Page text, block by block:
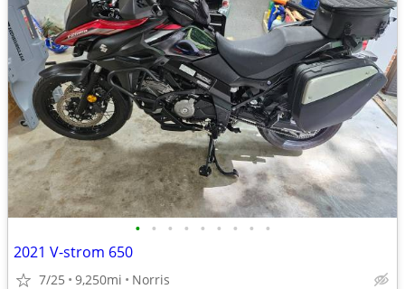
• • • • • • • • •
2021 V-strom 650
7/25 9,250mi Norris